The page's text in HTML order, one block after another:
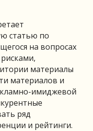
статью по
на вопросах
материалы
материалов и
имиджевой
ряд
и рейтинги.